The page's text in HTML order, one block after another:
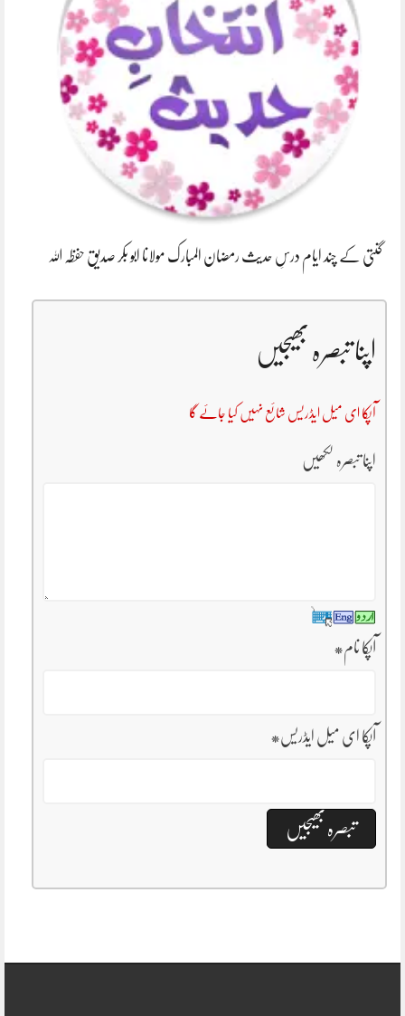
گنتی کے چند ایام درسِ حدیث رمضان المبارک مولانا ابو بکر صدیق حفظہ اللہ
اپنا تبصرہ بھیجیں
آپکا ای میل ایڈریس شائع نہیں کیا جائے گا
اپنا تبصرہ لکھیں
آپکا نام*
آپکا ای میل ایڈریس*